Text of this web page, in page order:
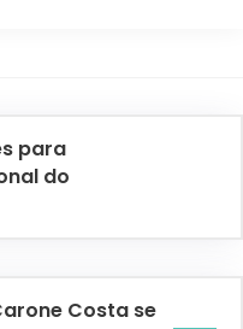
para
do
Costa se